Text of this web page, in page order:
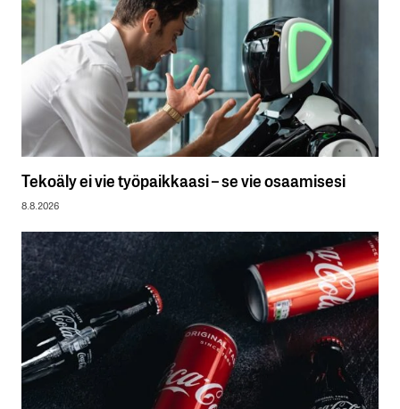
Tekoäly ei vie työpaikkaasi – se vie osaamisesi
8.8.2026